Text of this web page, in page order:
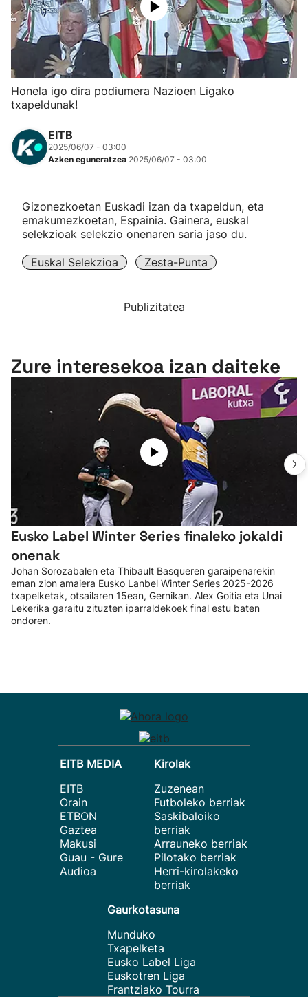
Herri-kirolak
Eskubaloia
Kirolak 360
Atletismoa
Kirol gehiago
Honela igo dira podiumera Nazioen Ligako
txapeldunak!
EITB
2025/06/07 - 03:00
Azken eguneratzea 2025/06/07 - 03:00
Gizonezkoetan Euskadi izan da txapeldun, eta
emakumezkoetan, Espainia. Gainera, euskal
selekzioak selekzio onenaren saria jaso du.
Euskal Selekzioa Zesta-Punta
Publizitatea
Zure interesekoa izan daiteke
Eusko Label Winter Series finaleko jokaldi
onenak
Johan Sorozabalen eta Thibault Basqueren garaipenarekin
eman zion amaiera Eusko Lanbel Winter Series 2025-2026
txapelketak, otsailaren 15ean, Gernikan. Alex Goitia eta Unai
Lekerika garaitu zituzten iparraldekoek final estu baten
ondoren.
EITB MEDIA
EITB
Orain
ETBON
Gaztea
Makusi
Guau - Gure
Audioa
Kirolak
Zuzenean
Futboleko berriak
Saskibaloiko
berriak
Arrauneko berriak
Pilotako berriak
Herri-kirolakeko
berriak
Gaurkotasuna
Munduko
Txapelketa
Eusko Label Liga
Euskotren Liga
Frantziako Tourra